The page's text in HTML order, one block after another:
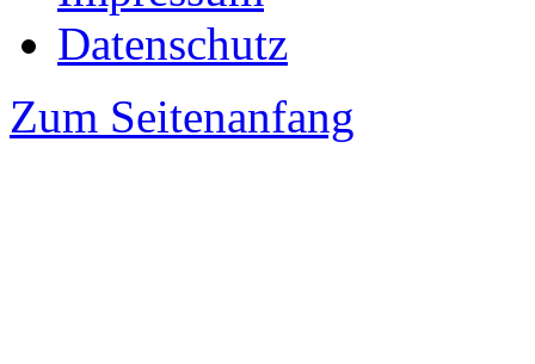
Datenschutz
Zum Seitenanfang